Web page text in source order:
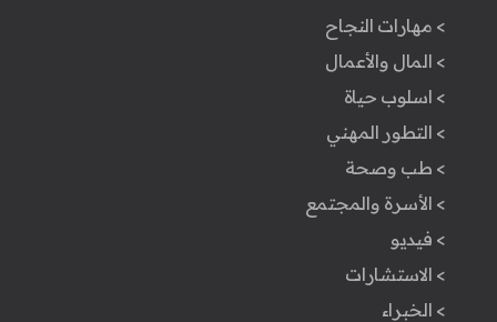
> مهارات النجاح
> المال والأعمال
> اسلوب حياة
> التطور المهني
> طب وصحة
> الأسرة والمجتمع
> فيديو
> الاستشارات
> الخبراء